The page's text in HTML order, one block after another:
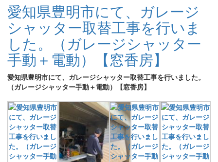
愛知県豊明市にて、ガレージ
シャッター取替工事を行いま
した。（ガレージシャッター
手動＋電動）【窓香房】
愛知県豊明市にて、ガレージシャッター取替工事を行いました。
（ガレージシャッター手動＋電動）【窓香房】